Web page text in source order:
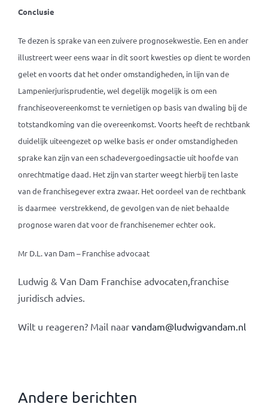
Conclusie
Te dezen is sprake van een zuivere prognosekwestie. Een en ander
illustreert weer eens waar in dit soort kwesties op dient te worden
gelet en voorts dat het onder omstandigheden, in lijn van de
Lampenierjurisprudentie, wel degelijk mogelijk is om een
franchiseovereenkomst te vernietigen op basis van dwaling bij de
totstandkoming van die overeenkomst. Voorts heeft de rechtbank
duidelijk uiteengezet op welke basis er onder omstandigheden
sprake kan zijn van een schadevergoedingsactie uit hoofde van
onrechtmatige daad. Het zijn van starter weegt hierbij ten laste
van de franchisegever extra zwaar. Het oordeel van de rechtbank
is daarmee verstrekkend, de gevolgen van de niet behaalde
prognose waren dat voor de franchisenemer echter ook.
Mr D.L. van Dam – Franchise advocaat
Ludwig & Van Dam Franchise advocaten,franchise
juridisch advies.
Wilt u reageren? Mail naar vandam@ludwigvandam.nl
Andere berichten